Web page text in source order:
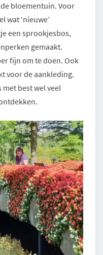
bloementuin. Voor
wat ‘nieuwe’
een sprookjesbos,
gemaakt.
fijn om te doen. Ook
voor de aankleding.
met best wel veel